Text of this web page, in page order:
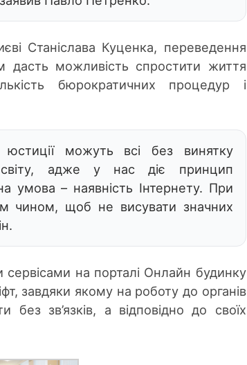
Станіслава Куценка, переведення
дасть можливість спростити життя
бюрократичних процедур і
можуть всі без винятку
адже у нас діє принцип
умова – наявність Інтернету. При
чином, щоб не висувати значних
на порталі Онлайн будинку
завдяки якому на роботу до органів
зв’язків, а відповідно до своїх